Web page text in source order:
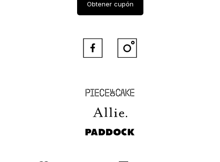
Piece of Cake
Allie
Paddock
Obtener cupón
 